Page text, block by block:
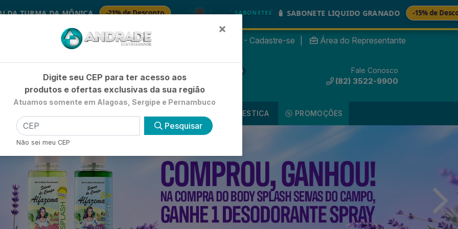
MÔNICA -21% de Desconto 🚚 SABONETES 🧴 SABONETE LIQUIDO GRANADO -15% de Desconto 🚚
Já é cliente? - Entrar Não é cliente? - Cadastre-se Área do Representante
0 Fale Conosco
(82) 3522-9900
UTILIDADE DOMESTICA PROMOÇÕES
×
Digite seu CEP para ter acesso aos
produtos e ofertas exclusivas da sua região
Atuamos somente em Alagoas, Sergipe e Pernambuco
Pesquisar
Não sei meu CEP